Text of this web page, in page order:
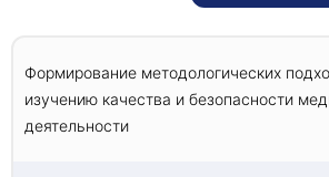
Формирование методологических
изучению качества и безопасности
деятельности